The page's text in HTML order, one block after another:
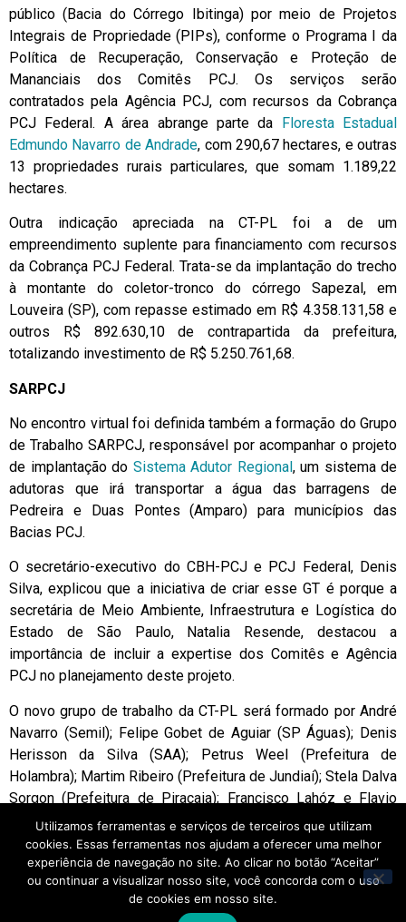
público (Bacia do Córrego Ibitinga) por meio de Projetos
Integrais de Propriedade (PIPs), conforme o Programa I da
Política de Recuperação, Conservação e Proteção de
Mananciais dos Comitês PCJ. Os serviços serão
contratados pela Agência PCJ, com recursos da Cobrança
PCJ Federal. A área abrange parte da Floresta Estadual
Edmundo Navarro de Andrade, com 290,67 hectares, e outras
13 propriedades rurais particulares, que somam 1.189,22
hectares.
Outra indicação apreciada na CT-PL foi a de um
empreendimento suplente para financiamento com recursos
da Cobrança PCJ Federal. Trata-se da implantação do trecho
à montante do coletor-tronco do córrego Sapezal, em
Louveira (SP), com repasse estimado em R$ 4.358.131,58 e
outros R$ 892.630,10 de contrapartida da prefeitura,
totalizando investimento de R$ 5.250.761,68.
SARPCJ
No encontro virtual foi definida também a formação do Grupo
de Trabalho SARPCJ, responsável por acompanhar o projeto
de implantação do Sistema Adutor Regional, um sistema de
adutoras que irá transportar a água das barragens de
Pedreira e Duas Pontes (Amparo) para municípios das
Bacias PCJ.
O secretário-executivo do CBH-PCJ e PCJ Federal, Denis
Silva, explicou que a iniciativa de criar esse GT é porque a
secretária de Meio Ambiente, Infraestrutura e Logística do
Estado de São Paulo, Natalia Resende, destacou a
importância de incluir a expertise dos Comitês e Agência
PCJ no planejamento deste projeto.
O novo grupo de trabalho da CT-PL será formado por André
Navarro (Semil); Felipe Gobet de Aguiar (SP Águas); Denis
Herisson da Silva (SAA); Petrus Weel (Prefeitura de
Holambra); Martim Ribeiro (Prefeitura de Jundiaí); Stela Dalva
Sorgon (Prefeitura de Piracaia); Francisco Lahóz e Flavio
Forti Stenico (Consórcio PCJ); Raquel Metzner (IPSA-C);
Luiz Antônio Brasi (Rotary D-4590); João Baraldi (Sindicato
Rural de Rio Claro); Ana Paula Fernandes Abrahão (Abcon);
André Elia Neto (Única) e Luiz Filipe Rodrigues (Assemae).
Utilizamos ferramentas e serviços de terceiros que utilizam
cookies. Essas ferramentas nos ajudam a oferecer uma melhor
experiência de navegação no site. Ao clicar no botão “Aceitar”
ou continuar a visualizar nosso site, você concorda com o uso
de cookies em nosso site.